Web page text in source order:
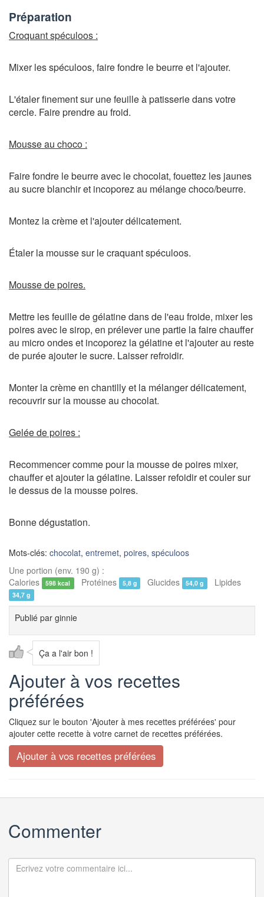
Préparation
Croquant spéculoos :
Mixer les spéculoos, faire fondre le beurre et l'ajouter.
L'étaler finement sur une feuille à patisserie dans votre
cercle. Faire prendre au froid.
Mousse au choco :
Faire fondre le beurre avec le chocolat, fouettez les jaunes
au sucre blanchir et incoporez au mélange choco/beurre.
Montez la crème et l'ajouter délicatement.
Étaler la mousse sur le craquant spéculoos.
Mousse de poires.
Mettre les feuille de gélatine dans de l'eau froide, mixer les
poires avec le sirop, en prélever une partie la faire chauffer
au micro ondes et incoporez la gélatine et l'ajouter au reste
de purée ajouter le sucre. Laisser refroidir.
Monter la crème en chantilly et la mélanger délicatement,
recouvrir sur la mousse au chocolat.
Gelée de poires :
Recommencer comme pour la mousse de poires mixer,
chauffer et ajouter la gélatine. Laisser refoidir et couler sur
le dessus de la mousse poires.
Bonne dégustation.
Mots-clés: chocolat, entremet, poires, spéculoos
Une portion (env. 190 g) :
Calories
598 kcal Protéines 5,8 g Glucides 54,0 g Lipides
34,7 g
Publié par ginnie
Ça a l'air bon !
Ajouter à vos recettes
préférées
Cliquez sur le bouton 'Ajouter à mes recettes préférées' pour
ajouter cette recette à votre carnet de recettes préférées.
Commenter